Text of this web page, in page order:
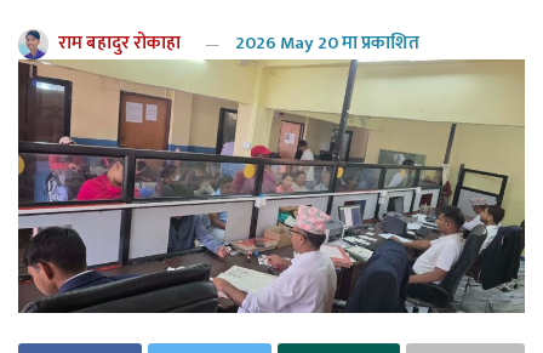
राम बहादुर रोकाहा 2026 May 20 मा प्रकाशित